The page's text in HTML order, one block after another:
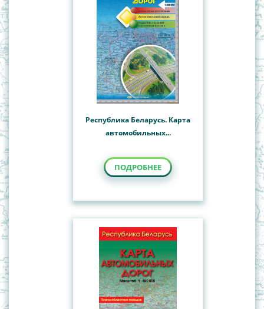
Республика Беларусь. Карта
автомобильных...
ПОДРОБНЕЕ